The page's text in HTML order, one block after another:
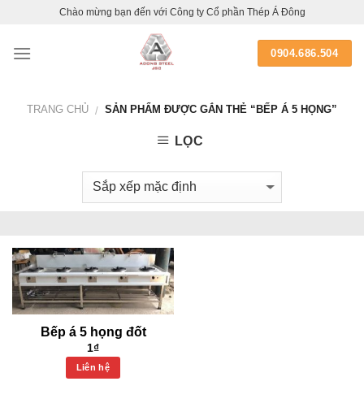
content
Chào mừng bạn đến với Công ty Cổ phần Thép Á Đông
0904.686.504
TRANG CHỦ / SẢN PHẨM ĐƯỢC GẮN THẺ “BẾP Á 5 HỌNG”
LỌC
Bếp á 5 họng đốt
1₫
Liên hệ